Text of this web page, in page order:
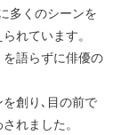
多くのシーンを
れています。
語らずに俳優の
創り､目の前で
れました。